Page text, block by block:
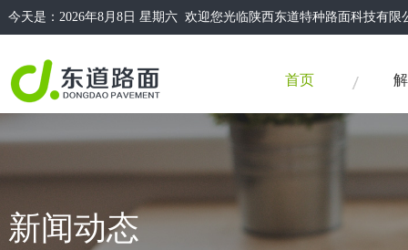
今天是： 2026年8月8日 星期六 欢迎您光临陕西东道特种路面科技有
首页
新闻动态